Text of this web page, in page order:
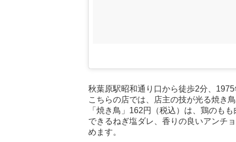
秋葉原駅昭和通り口から徒歩2分、
こちらの店では、店主の技が光る焼き鳥
「焼き鳥」162円（税込）は、鶏のも
できるねぎ塩ダレ、香りの良いアンチ
めます。